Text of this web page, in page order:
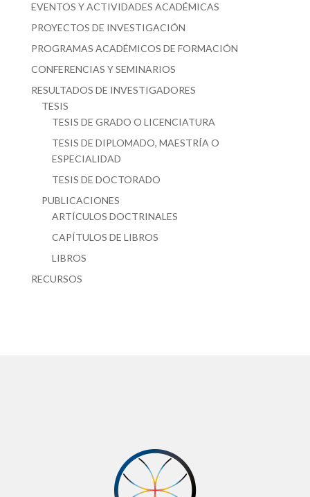
EVENTOS Y ACTIVIDADES ACADÉMICAS
PROYECTOS DE INVESTIGACIÓN
PROGRAMAS ACADÉMICOS DE FORMACIÓN
CONFERENCIAS Y SEMINARIOS
RESULTADOS DE INVESTIGADORES
TESIS
TESIS DE GRADO O LICENCIATURA
TESIS DE DIPLOMADO, MAESTRÍA O
ESPECIALIDAD
TESIS DE DOCTORADO
PUBLICACIONES
ARTÍCULOS DOCTRINALES
CAPÍTULOS DE LIBROS
LIBROS
RECURSOS